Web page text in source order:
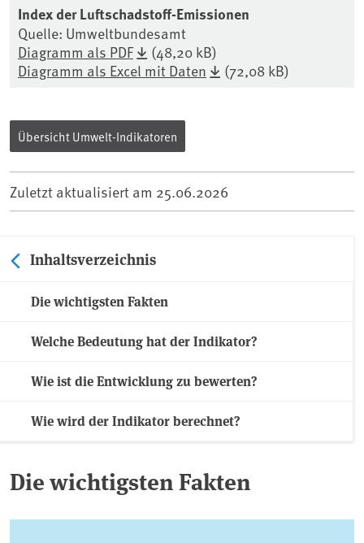
Index der Luftschadstoff-Emissionen
Quelle: Umweltbundesamt
Diagramm als PDF
(48,20 kB)
Diagramm als Excel mit Daten
(72,08 kB)
Übersicht Umwelt-Indikatoren
Zuletzt aktualisiert am 25.06.2026
Inhaltsverzeichnis
Die wichtigsten Fakten
Welche Bedeutung hat der Indikator?
Wie ist die Entwicklung zu bewerten?
Wie wird der Indikator berechnet?
Die wichtigsten Fakten